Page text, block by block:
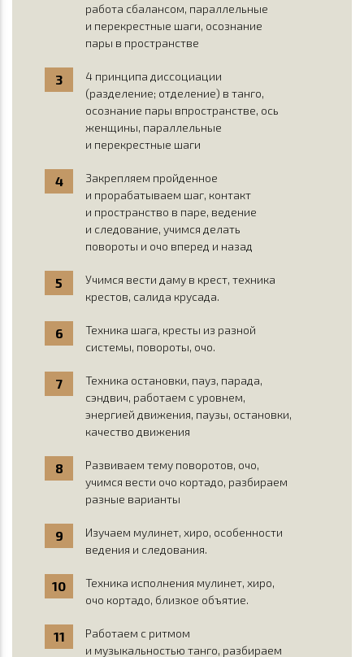
работа сбалансом, параллельные
и перекрестные шаги, осознание
пары в пространстве
4 принципа диссоциации
(разделение; отделение) в танго,
осознание пары впространстве, ось
женщины, параллельные
и перекрестные шаги
Закрепляем пройденное
и прорабатываем шаг, контакт
и пространство в паре, ведение
и следование, учимся делать
повороты и очо вперед и назад
Учимся вести даму в крест, техника
крестов, салида крусада.
Техника шага, кресты из разной
системы, повороты, очо.
Техника остановки, пауз, парада,
сэндвич, работаем с уровнем,
энергией движения, паузы, остановки,
качество движения
Развиваем тему поворотов, очо,
учимся вести очо кортадо, разбираем
разные варианты
Изучаем мулинет, хиро, особенности
ведения и следования.
Техника исполнения мулинет, хиро,
очо кортадо, близкое объятие.
Работаем с ритмом
и музыкальностью танго, разбираем